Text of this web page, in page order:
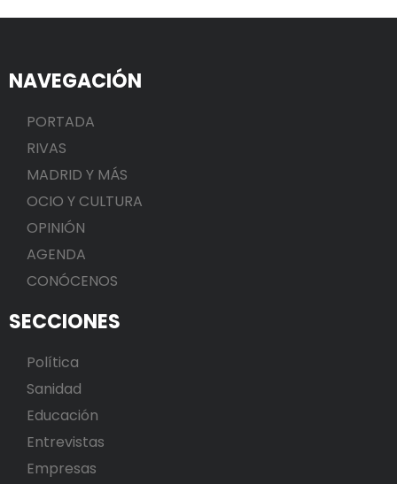
NAVEGACIÓN
PORTADA
RIVAS
MADRID Y MÁS
OCIO Y CULTURA
OPINIÓN
AGENDA
CONÓCENOS
SECCIONES
Política
Sanidad
Educación
Entrevistas
Empresas